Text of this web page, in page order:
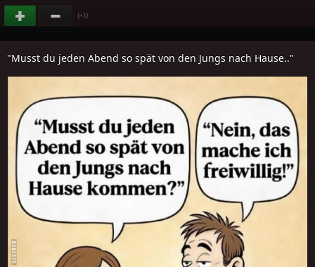
(+1)
"Musst du jeden Abend so spät von den Jungs nach Hause.."